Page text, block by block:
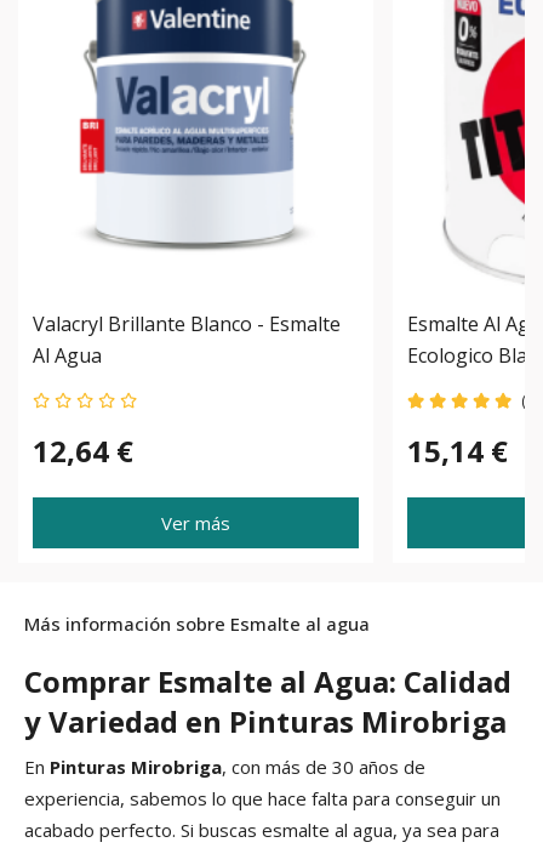
Valacryl Brillante Blanco - Esmalte
Al Agua
12,64 €
Ver más
Esmalte Al
Ecologico
(1)
15,14 €
Más información sobre Esmalte al agua
Comprar Esmalte al Agua: Calidad
y Variedad en Pinturas Mirobriga
En Pinturas Mirobriga, con más de 30 años de
experiencia, sabemos lo que hace falta para conseguir un
acabado perfecto. Si buscas esmalte al agua, ya sea para